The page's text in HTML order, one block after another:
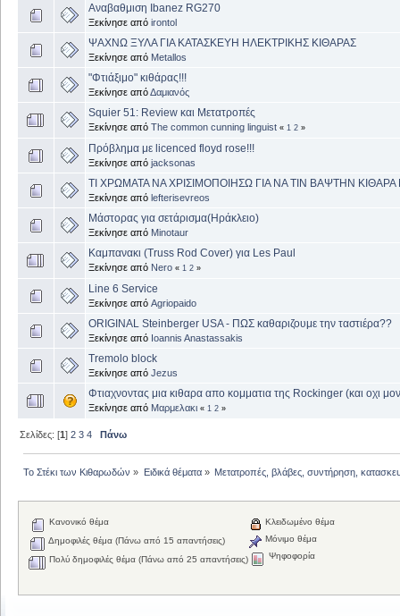
Αναβαθμιση Ibanez RG270
Ξεκίνησε από irontol
ΨΑΧΝΩ ΞΥΛΑ ΓΙΑ ΚΑΤΑΣΚΕΥΗ ΗΛΕΚΤΡΙΚΗΣ ΚΙΘΑΡΑΣ
Ξεκίνησε από Metallos
"Φτιάξιμο" κιθάρας!!!
Ξεκίνησε απόΔαμιανός
Squier 51: Review και Μετατροπές
Ξεκίνησε από The common cunning linguist « 1 2 »
Πρόβλημα με licenced floyd rose!!!
Ξεκίνησε από jacksonas
ΤΙ ΧΡΩΜΑΤΑ ΝΑ ΧΡΙΣΙΜΟΠΟΙΗΣΩ ΓΙΑ ΝΑ ΤΙΝ ΒΑΨΤΗΝ
Ξεκίνησε από lefterisevreos
Μάστορας για σετάρισμα(Ηράκλειο)
Ξεκίνησε από Minotaur
Καμπανακι (Truss Rod Cover) για Les Paul
Ξεκίνησε από Nero « 1 2 »
Line 6 Service
Ξεκίνησε από Agriopaido
ORIGINAL Steinberger USA - ΠΩΣ καθαριζουμε την ταστιέρα??
Ξεκίνησε από Ioannis Anastassakis
Tremolo block
Ξεκίνησε από Jezus
Φτιαχνοντας μια κιθαρα απο κομματια της Rockinger (και οχι
Ξεκίνησε από Μαρμελακι « 1 2 »
Σελίδες: [1]2 3 4 Πάνω
Το Στέκι των Κιθαρωδών » Ειδικά θέματα» Μετατροπές, βλάβες, συντήρηση,
Κανονικό θέμα
Δημοφιλές θέμα (Πάνω από 15 απαντήσεις)
Πολύ δημοφιλές θέμα (Πάνω από 25 απαντήσεις)
Κλειδωμένο θέμα
Μόνιμο θέμα
Ψηφοφορία